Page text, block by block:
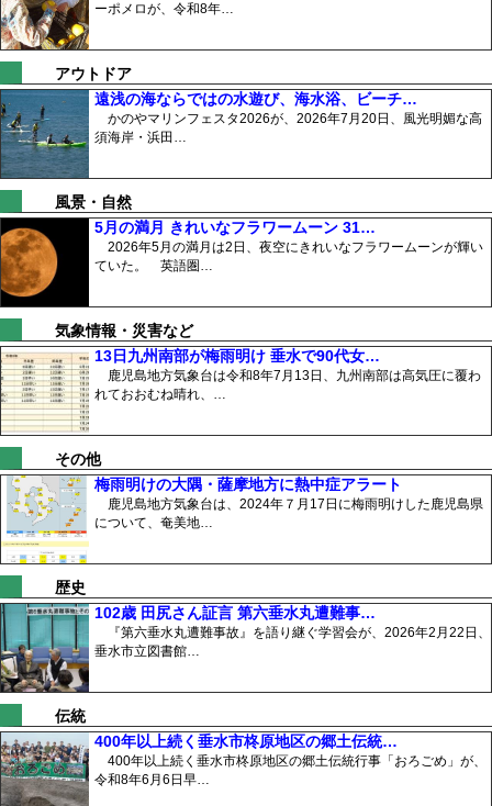
ーポメロが、令和8年…
アウトドア
遠浅の海ならではの水遊び、海水浴、ビーチ…
かのやマリンフェスタ2026が、2026年7月20日、風光明媚な高
須海岸・浜田…
風景・自然
5月の満月 きれいなフラワームーン 31…
2026年5月の満月は2日、夜空にきれいなフラワームーンが輝い
ていた。 英語圏…
気象情報・災害など
13日九州南部が梅雨明け 垂水で90代女…
鹿児島地方気象台は令和8年7月13日、九州南部は高気圧に覆わ
れておおむね晴れ、…
その他
梅雨明けの大隅・薩摩地方に熱中症アラート
鹿児島地方気象台は、2024年７月17日に梅雨明けした鹿児島県
について、奄美地…
歴史
102歳 田尻さん証言 第六垂水丸遭難事…
『第六垂水丸遭難事故』を語り継ぐ学習会が、2026年2月22日、
垂水市立図書館…
伝統
400年以上続く垂水市柊原地区の郷土伝統…
400年以上続く垂水市柊原地区の郷土伝統行事「おろごめ」が、
令和8年6月6日早…